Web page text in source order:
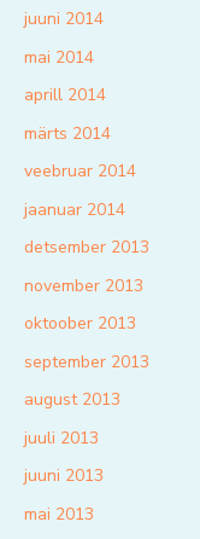
juuni 2014
mai 2014
aprill 2014
märts 2014
veebruar 2014
jaanuar 2014
detsember 2013
november 2013
oktoober 2013
september 2013
august 2013
juuli 2013
juuni 2013
mai 2013